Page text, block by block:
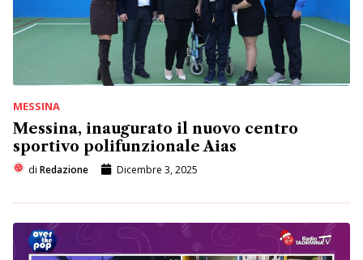
MESSINA
Messina, inaugurato il nuovo centro
sportivo polifunzionale Aias
di Redazione Dicembre 3, 2025